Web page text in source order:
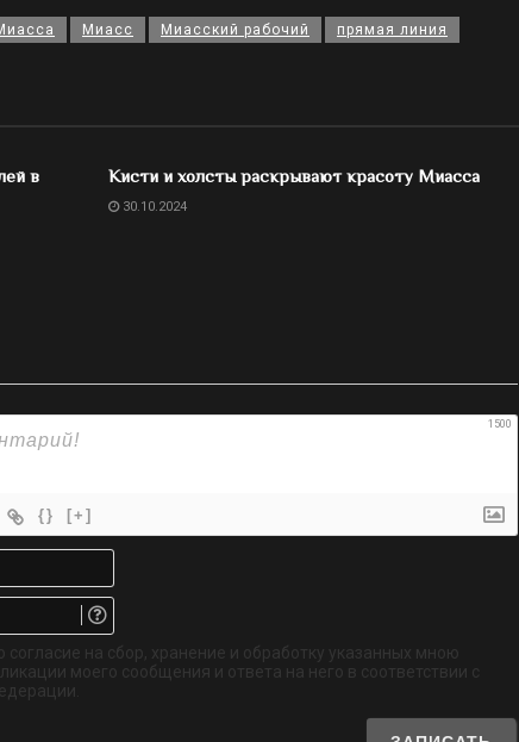
Миасс Миасский рабочий прямая линия
в
Кисти и холсты раскрывают красоту Миасса
30.10.2024
1500
{} [+]
Имя*
Email.
обязательно
на сбор, хранение и обработку указанных мною
моего сообщения и ответа на него в соответствии с